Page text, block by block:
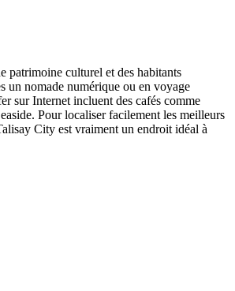
patrimoine culturel et des habitants
un nomade numérique ou en voyage
sur Internet incluent des cafés comme
Pour localiser facilement les meilleurs
City est vraiment un endroit idéal à